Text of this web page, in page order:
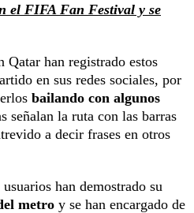
el FIFA Fan Festival y se
Qatar han registrado estos
en sus redes sociales, por
bailando con algunos
señalan la ruta con las barras
a decir frases en otros
han demostrado su
metro y se han encargado de